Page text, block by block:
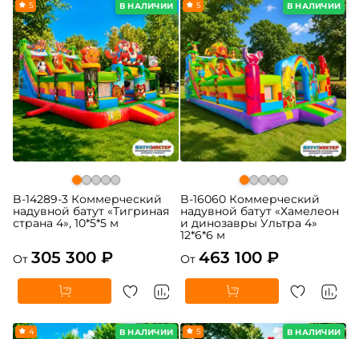
В НАЛИЧИИ
5
B-14289-3 Коммерческий
надувной батут «Тигриная
страна 4», 10*5*5 м
От 305 300 ₽
В НАЛИЧИИ
5
B-16060 Коммерческий
надувной батут «Хамелеон
и динозавры Ультра 4»
12*6*6 м
От 463 100 ₽
В НАЛИЧИИ
4 В НАЛИЧИИ
5